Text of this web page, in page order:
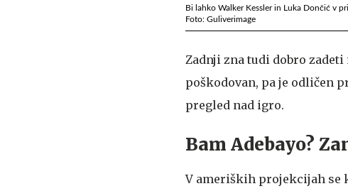
Bi lahko Walker Kessler in Luka Dončić v
Foto: Guliverimage
Zadnji zna tudi dobro
poškodovan, pa je odličen
pregled nad igro.
Bam Adebayo?
V ameriških projekcijah se